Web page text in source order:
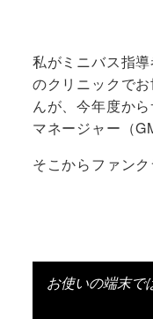
私がミニバス指
のクリニックで
んが、今年度か
マネージャー（
そこからファンク